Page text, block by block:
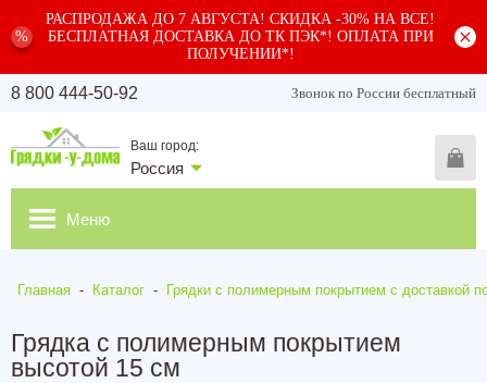
%
РАСПРОДАЖА ДО 7 АВГУСТА! СКИДКА -30% НА ВСЕ!
БЕСПЛАТНАЯ ДОСТАВКА ДО ТК ПЭК*! ОПЛАТА ПРИ
ПОЛУЧЕНИИ*!
8 800 444-50-92 Звонок по России бесплатный
Ваш город:
Россия
Меню
Главная - Каталог - Грядки с полимерным покрытием с доставкой
Грядка с полимерным покрытием
высотой 15 см